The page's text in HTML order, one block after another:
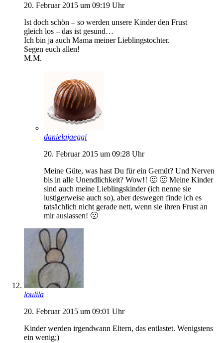
20. Februar 2015 um 09:19 Uhr
Ist doch schön – so werden unsere Kinder den Frust
gleich los – das ist gesund…
Ich bin ja auch Mama meiner Lieblingstochter.
Segen euch allen!
M.M.
danielajaeggi
20. Februar 2015 um 09:28 Uhr
Meine Güte, was hast Du für ein Gemüt? Und Nerven
bis in alle Unendlichkeit? Wow!! 🙂 🙂 Meine Kinder
sind auch meine Lieblingskinder (ich nenne sie
lustigerweise auch so), aber deswegen finde ich es
tatsächlich nicht gerade nett, wenn sie ihren Frust an
mir auslassen! 🙁
loulila
20. Februar 2015 um 09:01 Uhr
Kinder werden irgendwann Eltern, das entlastet. Wenigstens
ein wenig;)